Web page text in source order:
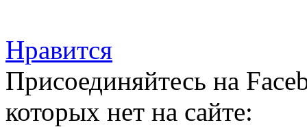
Нравится
Присоединяйтесь на
которых нет на сайте: